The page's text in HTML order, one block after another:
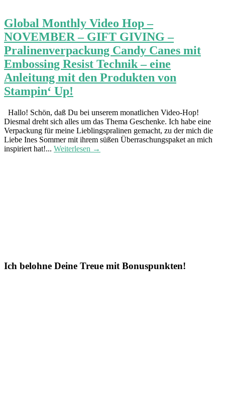
Global Monthly Video Hop –
NOVEMBER – GIFT GIVING –
Pralinenverpackung Candy Canes mit
Embossing Resist Technik – eine
Anleitung mit den Produkten von
Stampin‘ Up!
Hallo! Schön, daß Du bei unserem monatlichen Video-Hop!
Diesmal dreht sich alles um das Thema Geschenke. Ich habe eine
Verpackung für meine Lieblingspralinen gemacht, zu der mich die
Liebe Ines Sommer mit ihrem süßen Überraschungspaket an mich
inspiriert hat!... Weiterlesen →
Ich belohne Deine Treue mit Bonuspunkten!